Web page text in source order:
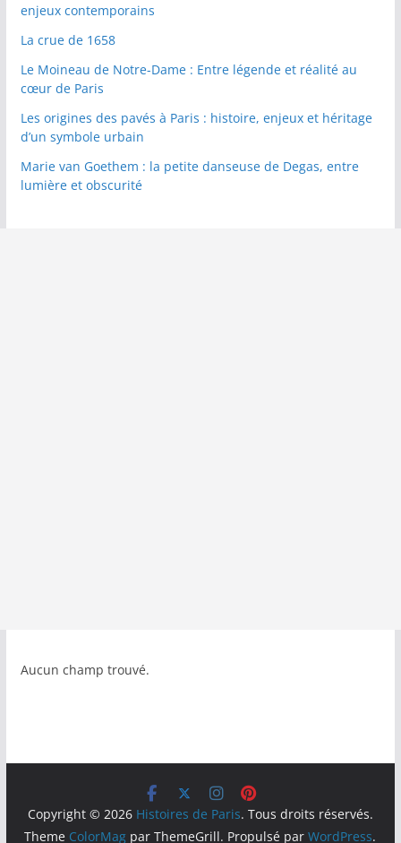
enjeux contemporains
La crue de 1658
Le Moineau de Notre-Dame : Entre légende et réalité au
cœur de Paris
Les origines des pavés à Paris : histoire, enjeux et héritage
d’un symbole urbain
Marie van Goethem : la petite danseuse de Degas, entre
lumière et obscurité
Aucun champ trouvé.
Copyright © 2026 Histoires de Paris. Tous droits réservés.
Theme ColorMag par ThemeGrill. Propulsé parWordPress.